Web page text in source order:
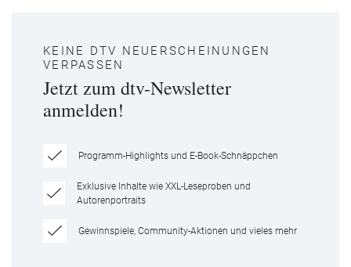
KEINE DTV NEUERSCHEINUNGEN
VERPASSEN
Jetzt zum dtv-Newsletter
anmelden!
Programm-Highlights und E-Book-Schnäppchen
Exklusive Inhalte wie XXL-Leseproben und
Autorenportraits
Gewinnspiele, Community-Aktionen und vieles mehr